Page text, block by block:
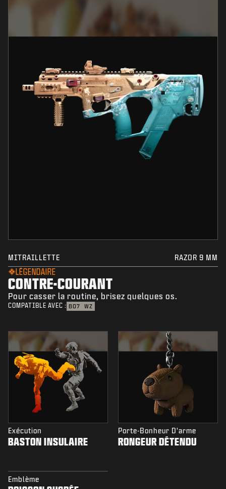
MITRAILLETTE RAZOR 9 MM
LÉGENDAIRE
CONTRE-COURANT
Pour casser la routine, brisez quelques os.
COMPATIBLE AVEC : BO7 WZ
Exécution
BASTON INSULAIRE
Porte-Bonheur D'arme
RONGEUR DÉTENDU
Emblème